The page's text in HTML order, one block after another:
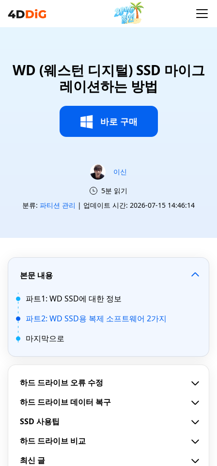
WD (웨스턴 디지털) SSD 마이그
레이션하는 방법
바로 구매
이신
5분 읽기
분류: 파티션 관리 | 업데이트 시간: 2026-07-15 14:46:14
본문 내용
파트1: WD SSD에 대한 정보
파트2: WD SSD용 복제 소프트웨어 2가지
마지막으로
하드 드라이브 오류 수정
하드 드라이브 데이터 복구
SSD 사용팁
하드 드라이브 비교
최신 글